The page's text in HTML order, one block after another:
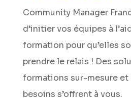
Community Manager
d’initier vos équipes à
formation pour qu’elles
prendre le relais ! Des
formations sur-mesure et
besoins s’offrent à vous.